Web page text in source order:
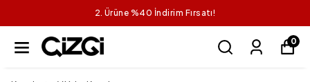
2. Ürüne %40 İndirim Fırsatı!
0